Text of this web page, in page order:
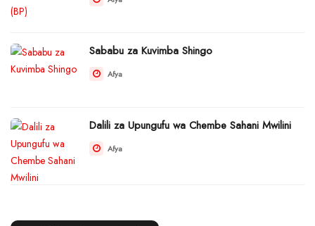
Sababu za Kuvimba Shingo
Afya
Dalili za Upungufu wa Chembe Sahani Mwilini
Afya